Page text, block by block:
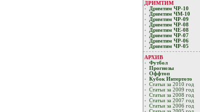
ДРИМТИМ
Дримтим ЧР-10
Дримтим ЧМ-10
Дримтим ЧР-09
Дримтим ЧР-08
Дримтим ЧЕ-08
Дримтим ЧР-07
Дримтим ЧР-06
Дримтим ЧР-05
АРХИВ
Футбол
Прогнозы
Оффтоп
Кубoк Интертoтo
Статьи за 2010 год
Статьи за 2009 год
Статьи за 2008 год
Статьи за 2007 год
Статьи за 2006 год